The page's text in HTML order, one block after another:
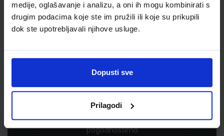
medije, oglašavanje i analizu, a oni ih mogu kombinirati s
drugim podacima koje ste im pružili ili koje su prikupili
dok ste upotrebljavali njihove usluge.
Dopusti sve
Prilagodi
Newsletter prijava
Prijavite se kako bi primali informacije o novim
proizvodima i uslugama, akcijama i drugim
pogodnostima